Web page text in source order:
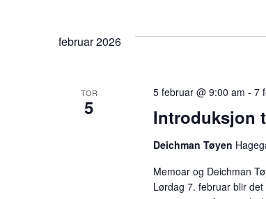
februar 2026
TOR
5 Introduksjon
5 februar @ 9:00 am - 7
Deichman Tøyen
Memoar og Deichman
Lørdag 7. februar blir